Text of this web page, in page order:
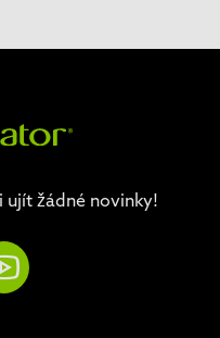
ujít žádné novinky!